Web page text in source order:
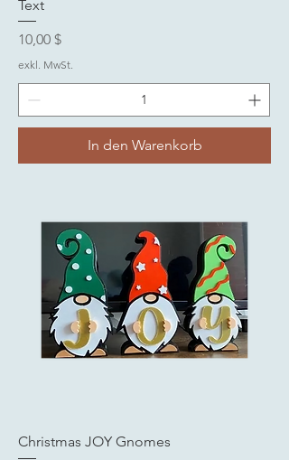
Text
Preis
10,00 $
exkl. MwSt.
In den Warenkorb
Christmas JOY Gnomes